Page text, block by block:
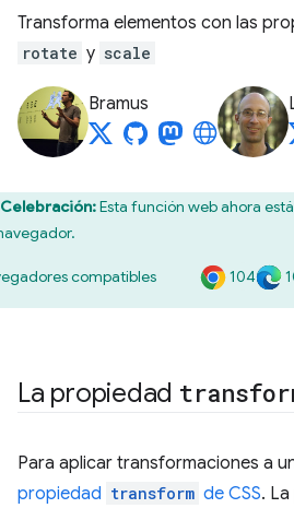
Transforma elementos con las
rotate y scale
Bramus
Celebración:Esta función web ahora
compatibles 104
La propiedad
Para aplicar transformaciones a
propiedad transform de CSS.